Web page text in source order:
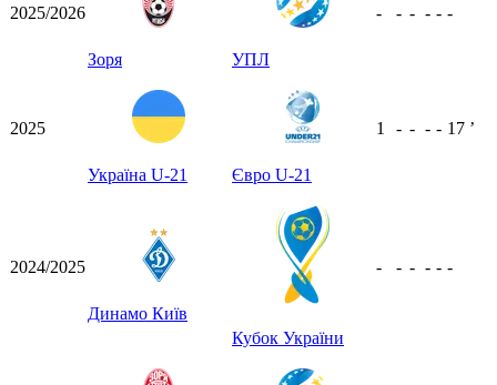
2025/2026
Зоря УПЛ
- - - - - -
2025
Україна U-21 Євро U-21
1 - - - - 17 ʼ
2024/2025
Динамо Київ
Кубок України
- - - - - -